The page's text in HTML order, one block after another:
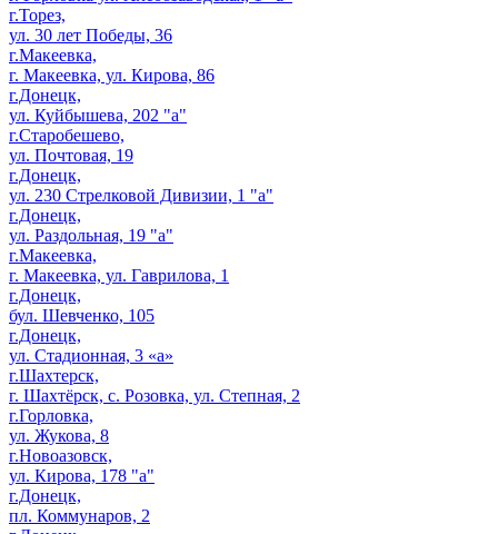
г.Торез,
ул. 30 лет Победы, 36
г.Макеевка,
г. Макеевка, ул. Кирова, 86
г.Донецк,
ул. Куйбышева, 202 "а"
г.Старобешево,
ул. Почтовая, 19
г.Донецк,
ул. 230 Стрелковой Дивизии, 1 "а"
г.Донецк,
ул. Раздольная, 19 "а"
г.Макеевка,
г. Макеевка, ул. Гаврилова, 1
г.Донецк,
бул. Шевченко, 105
г.Донецк,
ул. Стадионная, 3 «а»
г.Шахтерск,
г. Шахтёрск, с. Розовка, ул. Степная, 2
г.Горловка,
ул. Жукова, 8
г.Новоазовск,
ул. Кирова, 178 "а"
г.Донецк,
пл. Коммунаров, 2